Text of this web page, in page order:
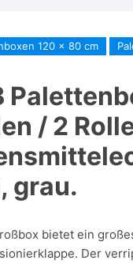
120 x 80 cm
/ 2
grau.
bietet ein
Der